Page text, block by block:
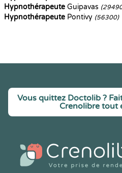
Hypnothérapeute Guipavas
Hypnothérapeute Pontivy (56300)
Vous quittez Doctolib ?
Crenolibre tout